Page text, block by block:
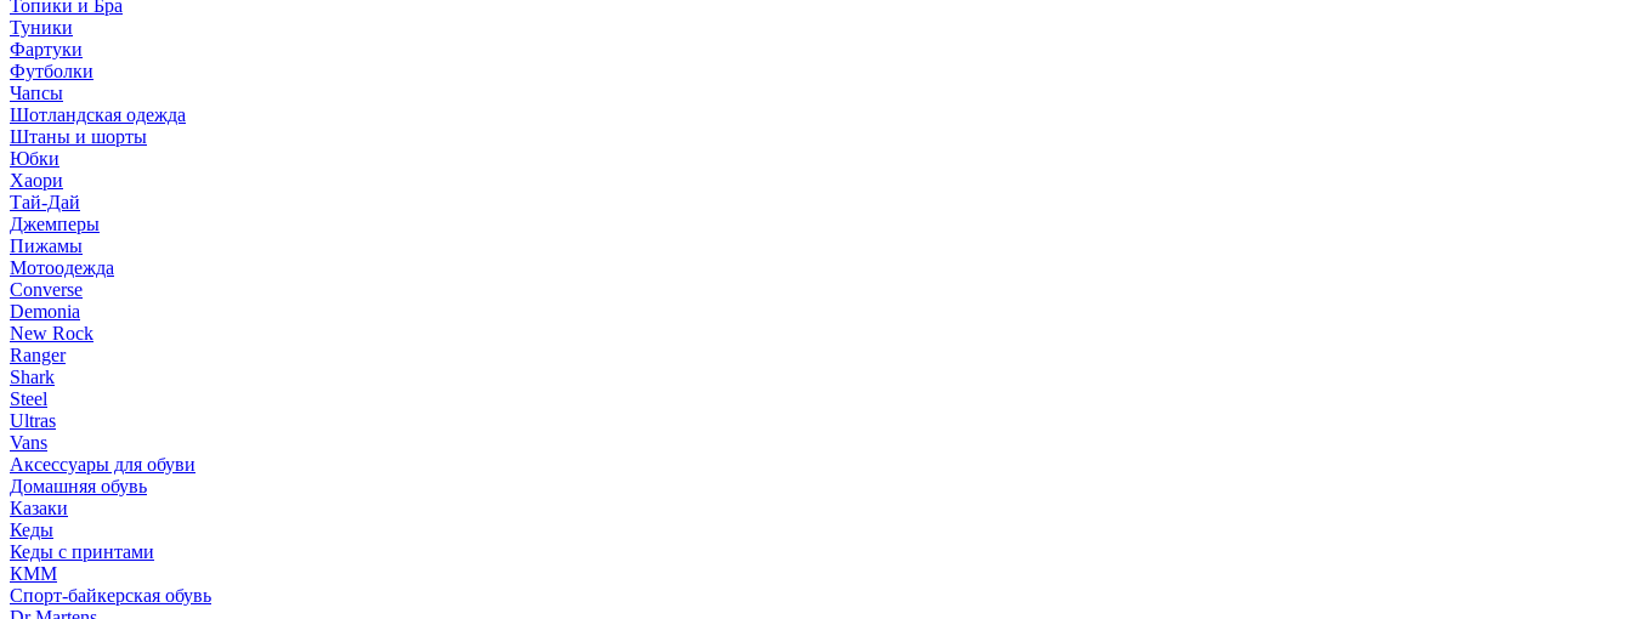
Топики и Бра
Туники
Фартуки
Футболки
Чапсы
Шотландская одежда
Штаны и шорты
Юбки
Хаори
Тай-Дай
Джемперы
Пижамы
Мотоодежда
Converse
Demonia
New Rock
Ranger
Shark
Steel
Ultras
Vans
Аксессуары для обуви
Домашняя обувь
Казаки
Кеды
Кеды с принтами
КММ
Спорт-байкерская обувь